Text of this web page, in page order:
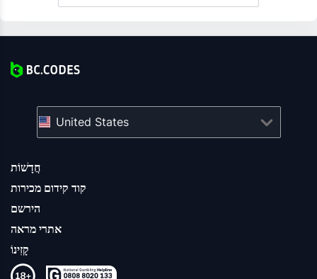
חֲדָשׁוֹת
קוד קידום מכירות
הירשם
אתרי מראה
קָזִינוֹ
United States